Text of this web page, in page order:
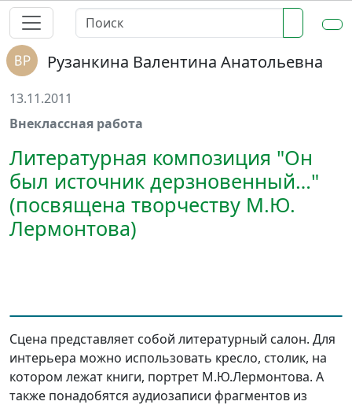
Рузанкина Валентина Анатольевна
13.11.2011
Внеклассная работа
Литературная композиция "Он
был источник дерзновенный…"
(посвящена творчеству М.Ю.
Лермонтова)
Сцена представляет собой литературный салон. Для
интерьера можно использовать кресло, столик, на
котором лежат книги, портрет М.Ю.Лермонтова. А
также понадобятся аудиозаписи фрагментов из